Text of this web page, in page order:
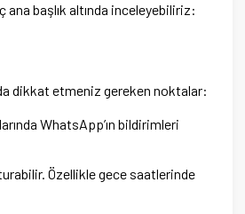
başlık altında inceleyebiliriz:
dikkat etmeniz gereken noktalar:
WhatsApp’ın bildirimleri
Özellikle gece saatlerinde